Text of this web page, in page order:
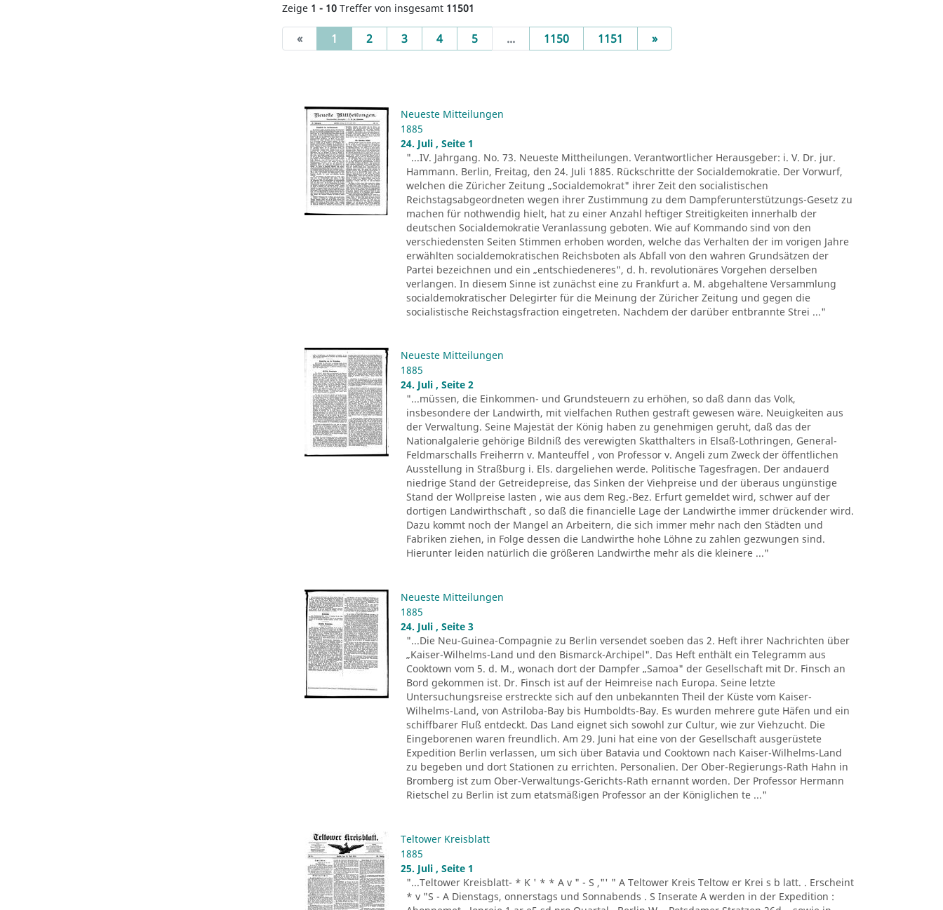
Zeige 1 - 10 Treffer von insgesamt 11501
« 1 (current)
2 3 4 5 ... 1150 1151 »Next
Neueste Mitteilungen
1885
24. Juli , Seite 1
"...IV. Jahrgang. No. 73. Neueste Mittheilungen. Verantwortlicher Herausgeber: i. V. Dr. jur.
Hammann. Berlin, Freitag, den 24. Juli 1885. Rückschritte der Socialdemokratie. Der Vorwurf,
welchen die Züricher Zeitung „Socialdemokrat" ihrer Zeit den socialistischen
Reichstagsabgeordneten wegen ihrer Zustimmung zu dem Dampferunterstützungs-Gesetz zu
machen für nothwendig hielt, hat zu einer Anzahl heftiger Streitigkeiten innerhalb der
deutschen Socialdemokratie Veranlassung geboten. Wie auf Kommando sind von den
verschiedensten Seiten Stimmen erhoben worden, welche das Verhalten der im vorigen Jahre
erwählten socialdemokratischen Reichsboten als Abfall von den wahren Grundsätzen der
Partei bezeichnen und ein „entschiedeneres", d. h. revolutionäres Vorgehen derselben
verlangen. In diesem Sinne ist zunächst eine zu Frankfurt a. M. abgehaltene Versammlung
socialdemokratischer Delegirter für die Meinung der Züricher Zeitung und gegen die
socialistische Reichstagsfraction eingetreten. Nachdem der darüber entbrannte Strei ..."
Neueste Mitteilungen
1885
24. Juli , Seite 2
"...müssen, die Einkommen- und Grundsteuern zu erhöhen, so daß dann das Volk,
insbesondere der Landwirth, mit vielfachen Ruthen gestraft gewesen wäre. Neuigkeiten aus
der Verwaltung. Seine Majestät der König haben zu genehmigen geruht, daß das der
Nationalgalerie gehörige Bildniß des verewigten Skatthalters in Elsaß-Lothringen, General-
Feldmarschalls Freiherrn v. Manteuffel , von Professor v. Angeli zum Zweck der öffentlichen
Ausstellung in Straßburg i. Els. dargeliehen werde. Politische Tagesfragen. Der andauerd
niedrige Stand der Getreidepreise, das Sinken der Viehpreise und der überaus ungünstige
Stand der Wollpreise lasten , wie aus dem Reg.-Bez. Erfurt gemeldet wird, schwer auf der
dortigen Landwirthschaft , so daß die financielle Lage der Landwirthe immer drückender wird.
Dazu kommt noch der Mangel an Arbeitern, die sich immer mehr nach den Städten und
Fabriken ziehen, in Folge dessen die Landwirthe hohe Löhne zu zahlen gezwungen sind.
Hierunter leiden natürlich die größeren Landwirthe mehr als die kleinere ..."
Neueste Mitteilungen
1885
24. Juli , Seite 3
"...Die Neu-Guinea-Compagnie zu Berlin versendet soeben das 2. Heft ihrer Nachrichten über
„Kaiser-Wilhelms-Land und den Bismarck-Archipel". Das Heft enthält ein Telegramm aus
Cooktown vom 5. d. M., wonach dort der Dampfer „Samoa" der Gesellschaft mit Dr. Finsch an
Bord gekommen ist. Dr. Finsch ist auf der Heimreise nach Europa. Seine letzte
Untersuchungsreise erstreckte sich auf den unbekannten Theil der Küste vom Kaiser-
Wilhelms-Land, von Astriloba-Bay bis Humboldts-Bay. Es wurden mehrere gute Häfen und ein
schiffbarer Fluß entdeckt. Das Land eignet sich sowohl zur Cultur, wie zur Viehzucht. Die
Eingeborenen waren freundlich. Am 29. Juni hat eine von der Gesellschaft ausgerüstete
Expedition Berlin verlassen, um sich über Batavia und Cooktown nach Kaiser-Wilhelms-Land
zu begeben und dort Stationen zu errichten. Personalien. Der Ober-Regierungs-Rath Hahn in
Bromberg ist zum Ober-Verwaltungs-Gerichts-Rath ernannt worden. Der Professor Hermann
Rietschel zu Berlin ist zum etatsmäßigen Professor an der Königlichen te ..."
Teltower Kreisblatt
1885
25. Juli , Seite 1
"...Teltower Kreisblatt- * K ' * * A v " - S ,"' " A Teltower Kreis Teltow er Krei s b latt. . Erscheint
* v "S - A Dienstags, onnerstags und Sonnabends . S Inserate A werden in der Expedition :